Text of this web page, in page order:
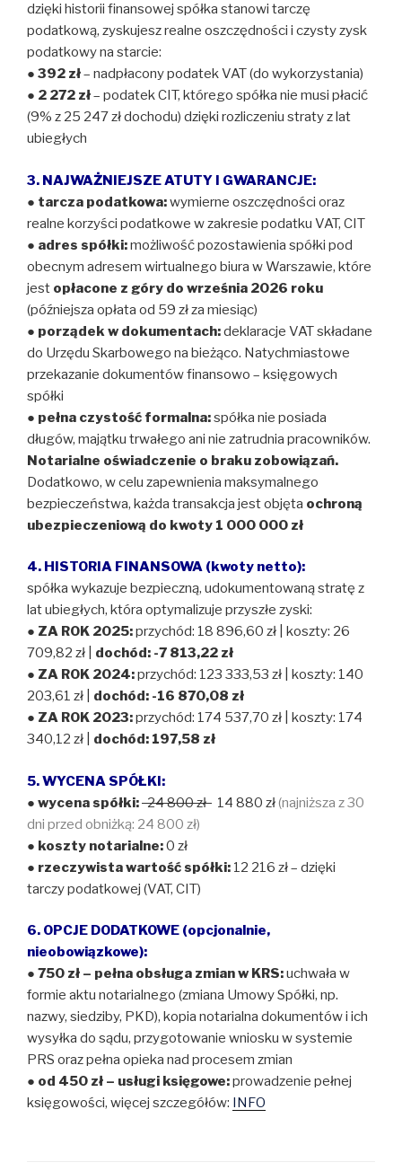
dzięki historii finansowej spółka stanowi tarczę
podatkową, zyskujesz realne oszczędności i czysty zysk
podatkowy na starcie:
● 392 zł– nadpłacony podatek VAT (do wykorzystania)
● 2 272 zł– podatek CIT, którego spółka nie musi płacić
(9% z 25 247 zł dochodu) dzięki rozliczeniu straty z lat
ubiegłych
3. NAJWAŻNIEJSZE ATUTY I GWARANCJE:
● tarcza podatkowa:wymierne oszczędności oraz
realne korzyści podatkowe w zakresie podatku VAT, CIT
● adres spółki:możliwość pozostawienia spółki pod
obecnym adresem wirtualnego biura w Warszawie, które
jest opłacone z góry do września 2026 roku
(późniejsza opłata od 59 zł za miesiąc)
● porządek w dokumentach:deklaracje VAT składane
do Urzędu Skarbowego na bieżąco. Natychmiastowe
przekazanie dokumentów finansowo – księgowych
spółki
● pełna czystość formalna:spółka nie posiada
długów, majątku trwałego ani nie zatrudnia pracowników.
Notarialne oświadczenie o braku zobowiązań.
Dodatkowo, w celu zapewnienia maksymalnego
bezpieczeństwa, każda transakcja jest objęta ochroną
ubezpieczeniową do kwoty 1 000 000 zł
4. HISTORIA FINANSOWA (kwoty netto):
spółka wykazuje bezpieczną, udokumentowaną stratę z
lat ubiegłych, która optymalizuje przyszłe zyski:
● ZA ROK 2025:przychód: 18 896,60 zł | koszty: 26
709,82 zł | dochód: -7 813,22 zł
● ZA ROK 2024:przychód: 123 333,53 zł | koszty: 140
203,61 zł | dochód: -16 870,08 zł
● ZA ROK 2023:przychód: 174 537,70 zł | koszty: 174
340,12 zł |
dochód: 197,58 zł
5. WYCENA SPÓŁKI:
● wycena spółki:24 800 zł 14 880 zł(najniższa z 30
dni przed obniżką: 24 800 zł)
● koszty notarialne:0 zł
● rzeczywista wartość spółki: 12 216 zł – dzięki
tarczy podatkowej (VAT, CIT)
6. OPCJE DODATKOWE (opcjonalnie,
nieobowiązkowe):
● 750 zł – pełna obsługa zmian w KRS:uchwała w
formie aktu notarialnego (zmiana Umowy Spółki, np.
nazwy, siedziby, PKD), kopia notarialna dokumentów i ich
wysyłka do sądu, przygotowanie wniosku w systemie
PRS oraz pełna opieka nad procesem zmian
● od 450 zł – usługi księgowe:prowadzenie pełnej
księgowości, więcej szczegółów: INFO